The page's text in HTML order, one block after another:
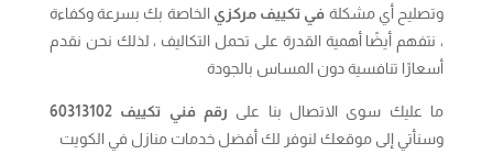
وتصليح أي مشكلة في تكييف مركزي الخاصة بك بسرعة وكفاءة
، نتفهم أيضًا أهمية القدرة على تحمل التكاليف ، لذلك نحن نقدم
أسعارًا تنافسية دون المساس بالجودة
ما عليك سوى الاتصال بنا على رقم فني تكييف 60313102
وسنأتي إلى موقعك لنوفر لك أفضل خدمات منازل في الكويت